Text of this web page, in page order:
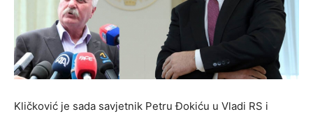
Kličković je sada savjetnik Petru Đokiću u Vladi RS i